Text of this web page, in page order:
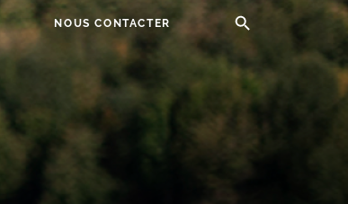
NOUS CONTACTER